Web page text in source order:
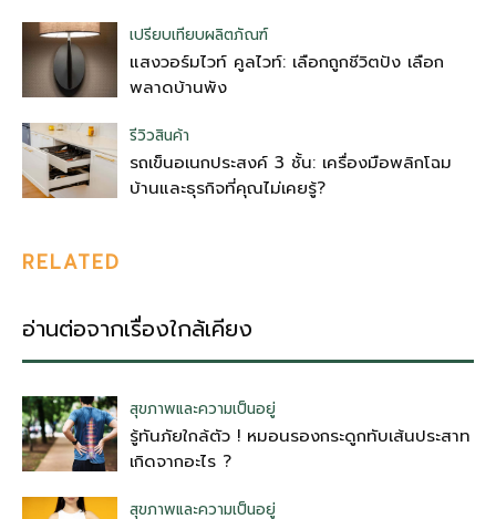
เปรียบเทียบผลิตภัณฑ์
แสงวอร์มไวท์ คูลไวท์: เลือกถูกชีวิตปัง เลือก
พลาดบ้านพัง
รีวิวสินค้า
รถเข็นอเนกประสงค์ 3 ชั้น: เครื่องมือพลิกโฉม
บ้านและธุรกิจที่คุณไม่เคยรู้?
RELATED
อ่านต่อจากเรื่องใกล้เคียง
สุขภาพและความเป็นอยู่
รู้ทันภัยใกล้ตัว ! หมอนรองกระดูกทับเส้นประสาท
เกิดจากอะไร ?
สุขภาพและความเป็นอยู่